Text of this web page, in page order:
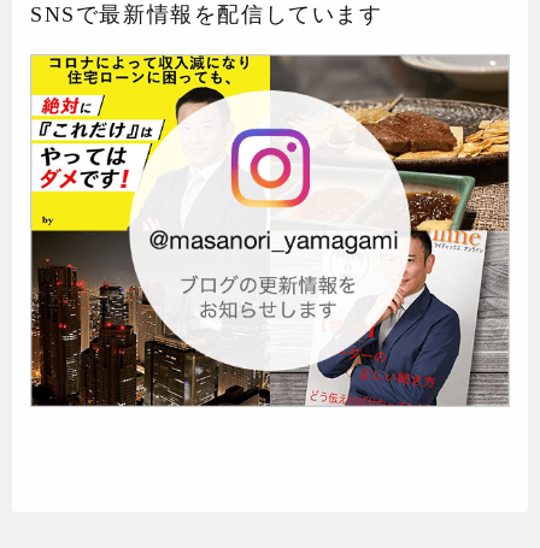
SNSで最新情報を配信しています